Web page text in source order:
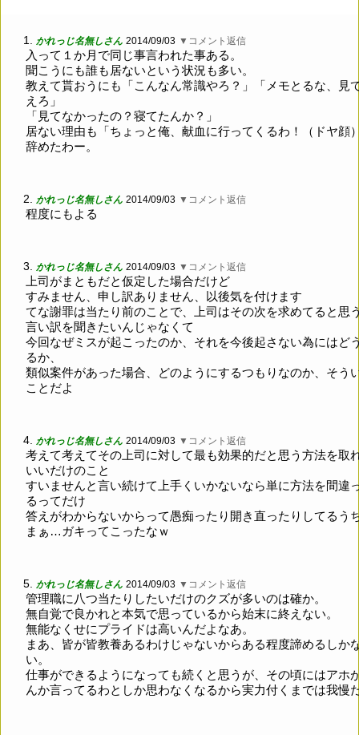
1. かれっじ名無しさん 2014/09/03 ▼コメント返信
入って１か月で同じ事言われた事ある。
聞こうにも誰も居ないという状況も多い。
教えて貰おうにも「こんなん常識やろ？」「メモとるな、見
えろ」
「見てなかったの？寝てたんか？」
居ない理由も「ちょっと俺、献血に行ってくるわ！（ドヤ顔
辞めたわー。
2. かれっじ名無しさん 2014/09/03 ▼コメント返信
程度にもよる
3. かれっじ名無しさん 2014/09/03 ▼コメント返信
上司がまともだと仮定した場合だけど
すみません、申し訳ありません、以後気を付けます
てな謝罪は当たり前のことで、上司はその次を求めてると思
言い訳を聞きたいんじゃなくて
今回なぜミスが起こったのか、それを今後起さない為にはど
るか、
類似案件があった場合、どのようにするつもりなのか、そう
ことだよ
4. かれっじ名無しさん 2014/09/03 ▼コメント返信
考えて考えてその上司に対して最も効果的だと思う方法を取
いいだけのこと
すいませんと言い続けて上手くいかないなら単に方法を間違
るってだけ
答えがわからないからって愚痴ったり開き直ったりしてるう
まぁ…ガキってこったなｗ
5. かれっじ名無しさん 2014/09/03 ▼コメント返信
管理職に八つ当たりしたいだけのクズが多いのは確か。
無自覚で良かれと本気で思っているから始末に終えない。
無能なくせにプライドは高いんだよなあ。
まあ、皆が皆教養あるわけじゃないからある程度諦めるしか
い。
仕事ができるようになっても続くと思うが、その頃にはアホ
んか言ってるわとしか思わなくなるから実力付くまでは我慢